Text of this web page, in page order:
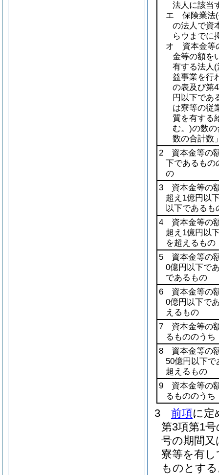
法人に該当
エ 保険業法
の法人で資
らウまでに
オ 資本金等
金等の額を
有する法人 (
益事業を行
の表及び第
円以下であ
は寮等の従
質を有する
む。)の数の
数の合計数
2 資本金等の
下であるもの
の
3 資本金等の
超え1億円以
以下であるも
4 資本金等の
超え1億円以
を超えるもの
5 資本金等の
0億円以下で
であるもの
6 資本金等の
0億円以下で
えるもの
7 資本金等の
るもののうち
8 資本金等の
50億円以下
超えるもの
9 資本金等の
るもののうち
3 前項に定
第3項第1
号の期間
寮等を有
ものとす